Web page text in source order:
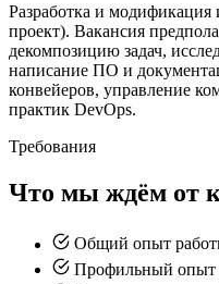
Разработка и
проект). Вакансия
декомпозицию задач,
написание ПО и
конвейеров, управление
практик DevOps.
Требования
Что мы ждём от
Общий опыт
Профильный опыт